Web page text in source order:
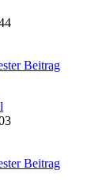
Beitrag
Beitrag